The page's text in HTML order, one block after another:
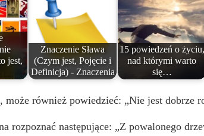
jest,
Znaczenie Sława
(Czym jest, Pojęcie i
Definicja) - Znaczenia
15 powiedzeń o życiu,
nad którymi warto
się…
również powiedzieć: „Nie jest dobrze
rozpoznać następujące: „Z powalonego